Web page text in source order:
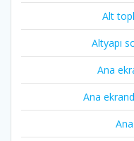
Alt
Altyapı
Ana
Ana